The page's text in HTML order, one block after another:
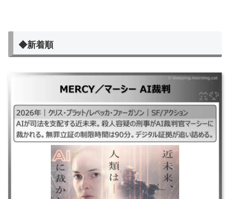
◆新着順
｜#MERCYマーシーAI裁判2026#マーシーAI裁判2026#MERCYAI裁判
2026 ｜2026年｜クリス・プラット/レベッカ・ファーガソン｜SF/アクシ
ョン ｜AIが司法を支配する近未来。殺人容疑の刑事がAI裁判官マーシーに
裁かれる。無罪立証の制限時間は90分。デジタル証拠が追い詰める。